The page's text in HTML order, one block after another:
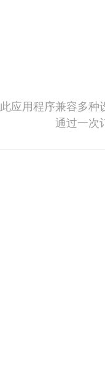
此应用程序兼容多种
通过一次